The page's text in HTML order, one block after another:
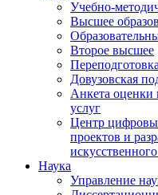
Учебно-
Высшее
Второе высшее
Довузовская
Анкета оценки
услуг
Центр
проектов и
Наука
Управление